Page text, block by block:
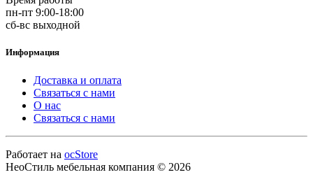
пн-пт 9:00-18:00
сб-вс выходной
Информация
Доставка и оплата
Связаться с нами
О нас
Связаться с нами
Работает на ocStore
НеоСтиль мебельная компания © 2026